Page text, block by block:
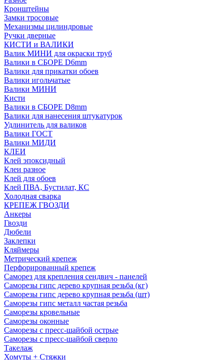
Кронштейны
Замки тросовые
Механизмы цилиндровые
Ручки дверные
КИСТИ и ВАЛИКИ
Валик МИНИ для окраски труб
Валики в СБОРЕ D6mm
Валики для прикатки обоев
Валики игольчатые
Валики МИНИ
Кисти
Валики в СБОРЕ D8mm
Валики для нанесения штукатурок
Удлинитель для валиков
Валики ГОСТ
Валики МИДИ
КЛЕИ
Клей эпоксидный
Клеи разное
Клей для обоев
Клей ПВА, Бустилат, КС
Холодная сварка
КРЕПЕЖ ГВОЗДИ
Анкеры
Гвозди
Дюбели
Заклепки
Кляймеры
Метрический крепеж
Перфорированный крепеж
Саморез для крепления сендвич - панелей
Саморезы гипс дерево крупная резьба (кг)
Саморезы гипс дерево крупная резьба (шт)
Саморезы гипс металл частая резьба
Саморезы кровельные
Саморезы оконные
Саморезы с пресс-шайбой острые
Саморезы с пресс-шайбой сверло
Такелаж
Хомуты + Стяжки